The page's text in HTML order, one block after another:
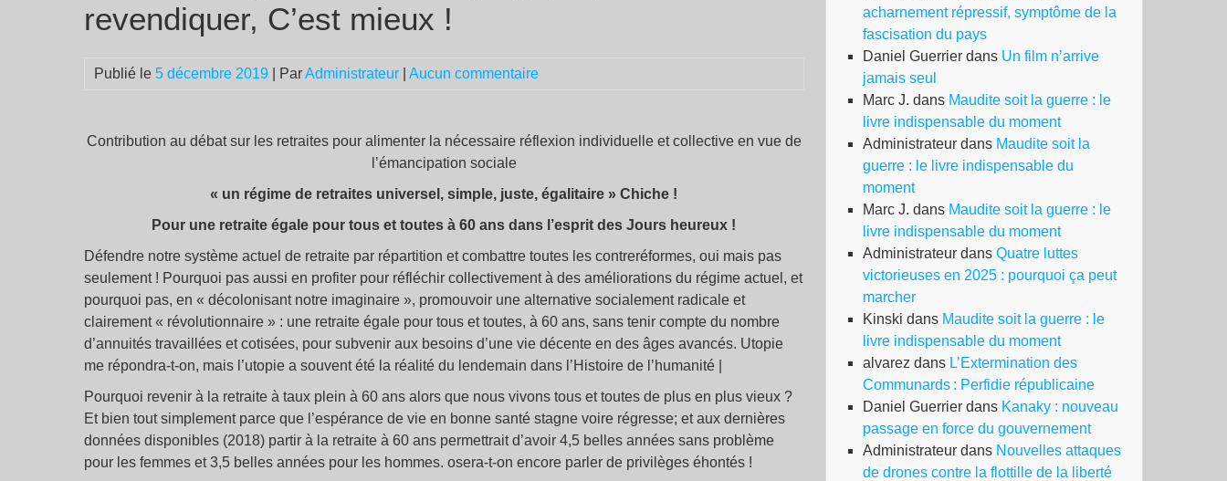
revendiquer, C’est mieux !
Publié le 5 décembre 2019 | ParAdministrateur Aucun commentaire
Contribution au débat sur les retraites pour alimenter la nécessaire réflexion individuelle et collective en vue de
l’émancipation sociale
« un régime de retraites universel, simple, juste, égalitaire » Chiche !
Pour une retraite égale pour tous et toutes à 60 ans dans l’esprit des Jours heureux !
Défendre notre système actuel de retraite par répartition et combattre toutes les contreréformes, oui mais pas
seulement ! Pourquoi pas aussi en profiter pour réfléchir collectivement à des améliorations du régime actuel, et
pourquoi pas, en « décolonisant notre imaginaire », promouvoir une alternative socialement radicale et
clairement « révolutionnaire » : une retraite égale pour tous et toutes, à 60 ans, sans tenir compte du nombre
d’annuités travaillées et cotisées, pour subvenir aux besoins d’une vie décente en des âges avancés. Utopie
me répondra-t-on, mais l’utopie a souvent été la réalité du lendemain dans l’Histoire de l’humanité |
Pourquoi revenir à la retraite à taux plein à 60 ans alors que nous vivons tous et toutes de plus en plus vieux ?
Et bien tout simplement parce que l’espérance de vie en bonne santé stagne voire régresse; et aux dernières
données disponibles (2018) partir à la retraite à 60 ans permettrait d’avoir 4,5 belles années sans problème
pour les femmes et 3,5 belles années pour les hommes. osera-t-on encore parler de privilèges éhontés !
acharnement répressif, symptôme de la
fascisation du pays
Daniel Guerrier dans Un film n’arrive
jamais seul
Marc J. dans Maudite soit la guerre : le
livre indispensable du moment
Administrateur dans Maudite soit la
guerre : le livre indispensable du
moment
Marc J. dans Maudite soit la guerre : le
livre indispensable du moment
Administrateur dans Quatre luttes
victorieuses en 2025 : pourquoi ça peut
marcher
Kinski dans Maudite soit la guerre : le
livre indispensable du moment
alvarez dans L’Extermination des
Communards : Perfidie républicaine
Daniel Guerrier dans Kanaky : nouveau
passage en force du gouvernement
Administrateur dans Nouvelles attaques
de drones contre la flottille de la liberté